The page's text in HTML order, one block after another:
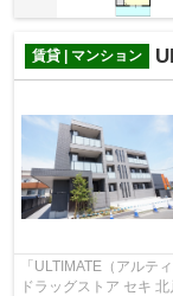
賃貸 | マンション
「ULTIMATE（アルテ
ドラッグストア セキ